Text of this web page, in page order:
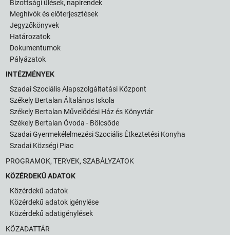
Bizottsági ülések, napirendek
Meghívók és előterjesztések
Jegyzőkönyvek
Határozatok
Dokumentumok
Pályázatok
INTÉZMÉNYEK
Szadai Szociális Alapszolgáltatási Központ
Székely Bertalan Általános Iskola
Székely Bertalan Művelődési Ház és Könyvtár
Székely Bertalan Óvoda - Bölcsőde
Szadai Gyermekélelmezési Szociális Étkeztetési Konyha
Szadai Községi Piac
PROGRAMOK, TERVEK, SZABÁLYZATOK
KÖZÉRDEKŰ ADATOK
Közérdekű adatok
Közérdekű adatok igénylése
Közérdekű adatigénylések
KÖZADATTÁR